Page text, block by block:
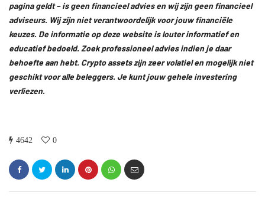
pagina geldt – is geen financieel advies en wij zijn geen financieel
adviseurs. Wij zijn niet verantwoordelijk voor jouw financiële
keuzes. De informatie op deze website is louter informatief en
educatief bedoeld. Zoek professioneel advies indien je daar
behoefte aan hebt. Crypto assets zijn zeer volatiel en mogelijk niet
geschikt voor alle beleggers. Je kunt jouw gehele investering
verliezen.
4642 0